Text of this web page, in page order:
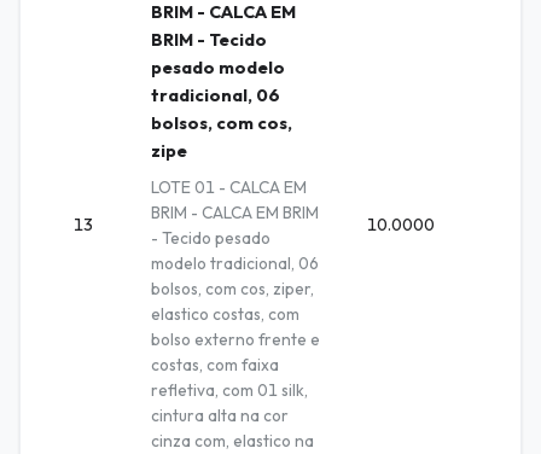
13
BRIM - CALCA EM
BRIM - Tecido
pesado modelo
tradicional, 06
bolsos, com cos,
zipe
LOTE 01 - CALCA EM
BRIM - CALCA EM BRIM
- Tecido pesado
modelo tradicional, 06
bolsos, com cos, ziper,
elastico costas, com
bolso externo frente e
costas, com faixa
refletiva, com 01 silk,
cintura alta na cor
cinza com, elastico na
10.0000